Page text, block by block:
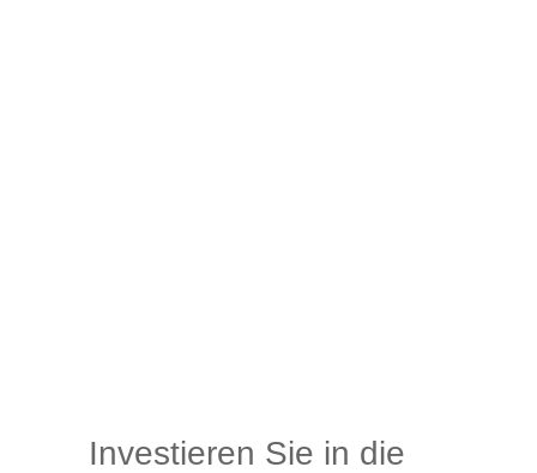
Investieren Sie in die